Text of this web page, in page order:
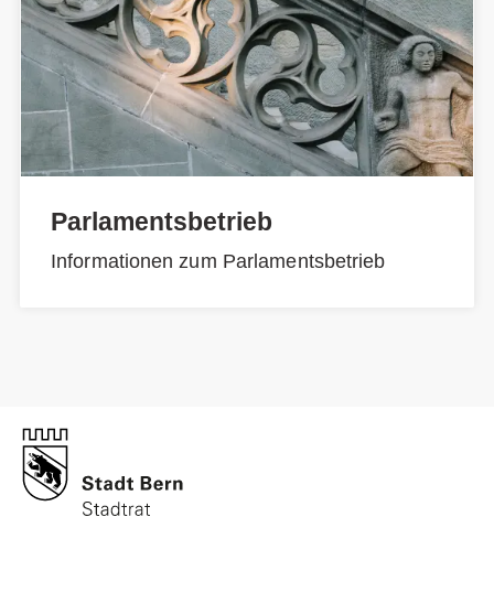
Parlamentsbetrieb
Informationen zum Parlamentsbetrieb